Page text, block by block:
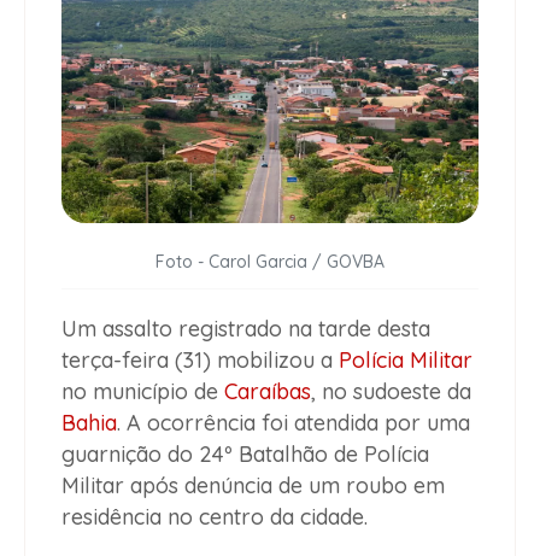
Foto - Carol Garcia / GOVBA
Um assalto registrado na tarde desta
terça-feira (31) mobilizou a Polícia Militar
no município de Caraíbas, no sudoeste da
Bahia. A ocorrência foi atendida por uma
guarnição do 24º Batalhão de Polícia
Militar após denúncia de um roubo em
residência no centro da cidade.